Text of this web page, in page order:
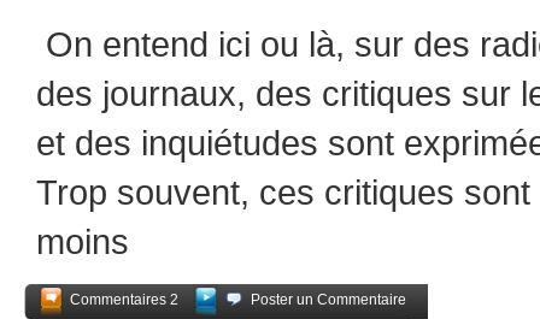
On entend ici ou là, sur des
des journaux, des critiques sur
et des inquiétudes sont
Trop souvent, ces critiques
moins
Commentaires 2
Poster un Commentaire